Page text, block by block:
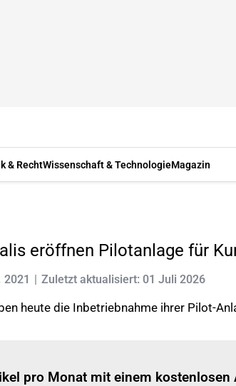
& RechtWissenschaft & TechnologieMagazin
eröffnen Pilotanlage für
2021 Zuletzt aktualisiert: 01 Juli 2026
heute die Inbetriebnahme ihrer Pilot-
pro Monat mit einem kostenlosen